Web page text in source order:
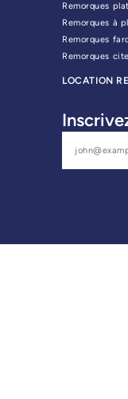
Remorques
Remorques à
Remorques
Remorques
LOCATION